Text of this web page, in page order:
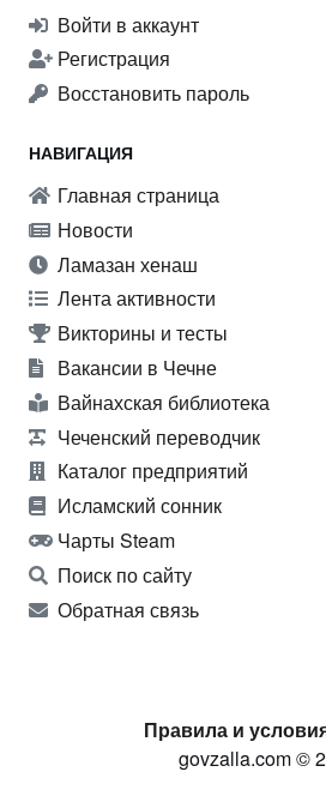
Войти в аккаунт
Регистрация
Восстановить пароль
НАВИГАЦИЯ
Главная страница
Новости
Ламазан хенаш
Лента активности
Викторины и тесты
Вакансии в Чечне
Вайнахская библиотека
Чеченский переводчик
Каталог предприятий
Исламский сонник
Чарты Steam
Поиск по сайту
Обратная связь
Правила и
govzalla.com ©